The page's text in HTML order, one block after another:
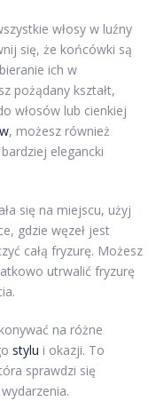
włosy w luźny
się, że końcówki są
ich w
pożądany kształt,
włosów lub cienkiej
, możesz również
elegancki
się na miejscu, użyj
gdzie węzeł jest
całą fryzurę. Możesz
utrwalić fryzurę
na różne
stylu i okazji. To
sprawdzi się